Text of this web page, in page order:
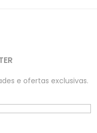
e ofertas exclusivas.